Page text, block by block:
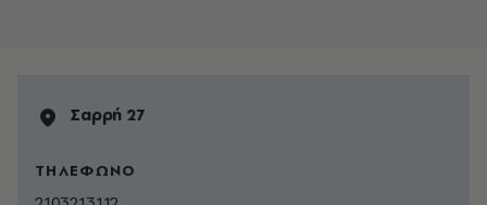
Σαρρή 27
ΤΗΛΕΦΩΝΟ